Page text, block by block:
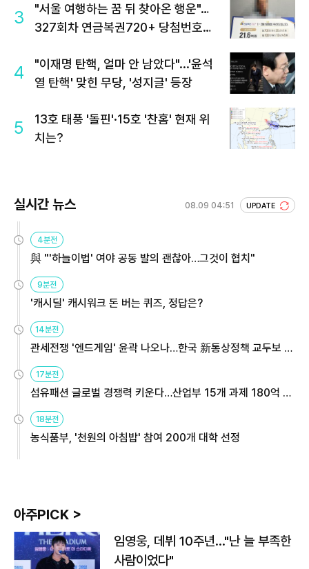
3
"서울 여행하는 꿈 뒤 찾아온 행운"…
327회차 연금복권720+ 당첨번호조
4
"이재명 탄핵, 얼마 안 남았다"...'윤석
열 탄핵' 맞힌 무당, '성지글' 등장
5
13호 태풍 '돌핀'·15호 '찬홈' 현재 위
치는?
실시간 뉴스 08.09 04:51 UPDATE
4분전
與 "'하늘이법' 여야 공동 발의 괜찮아…그것이 협치"
9분전
'캐시딜' 캐시워크 돈 버는 퀴즈, 정답은?
14분전
관세전쟁 '엔드게임' 윤곽 나오나…한국 新통상정책 교두보 활
17분전
섬유패션 글로벌 경쟁력 키운다…산업부 15개 과제 180억 지
18분전
농식품부, '천원의 아침밥' 참여 200개 대학 선정
아주PICK >
임영웅, 데뷔 10주년…"난 늘 부족한
사람이었다"